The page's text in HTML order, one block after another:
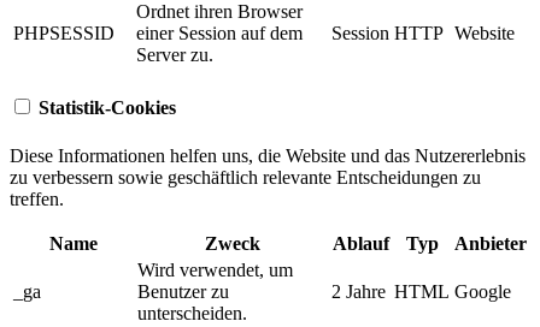
PHPSESSID
Ordnet ihren Browser
einer Session auf dem
Server zu.
Session HTTP Website
Statistik-Cookies
Diese Informationen helfen uns, die Website und das Nutzererlebnis
zu verbessern sowie geschäftlich relevante Entscheidungen zu
treffen.
Name Zweck Ablauf Typ Anbieter
_ga
Wird verwendet, um
Benutzer zu
unterscheiden.
2 Jahre HTML Google